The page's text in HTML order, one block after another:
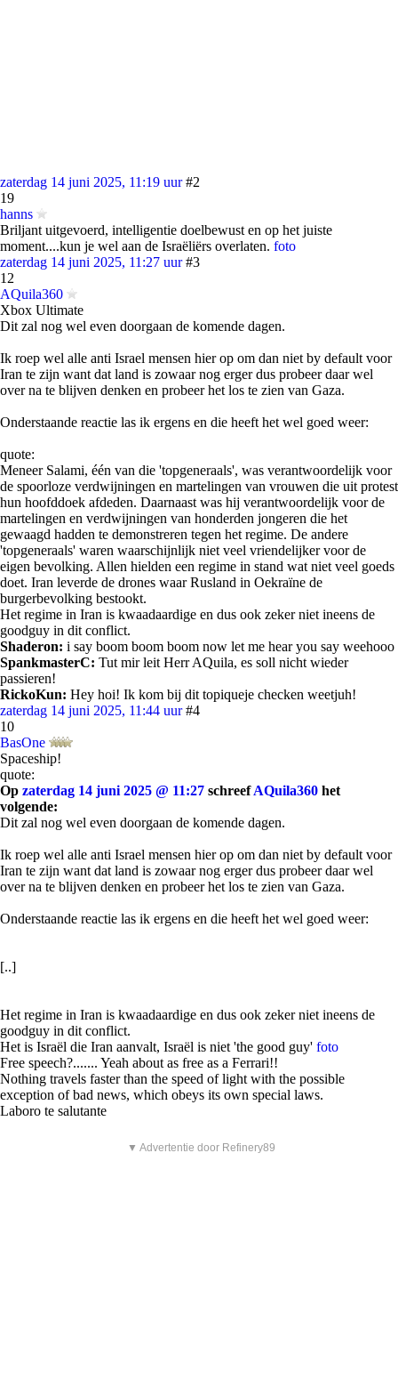
zaterdag 14 juni 2025, 11:19 uur #2
19
hanns
Briljant uitgevoerd, intelligentie doelbewust en op het juiste
moment....kun je wel aan de Israëliërs overlaten. foto
zaterdag 14 juni 2025, 11:27 uur #3
12
AQuila360
Xbox Ultimate
Dit zal nog wel even doorgaan de komende dagen.
Ik roep wel alle anti Israel mensen hier op om dan niet by default voor
Iran te zijn want dat land is zowaar nog erger dus probeer daar wel
over na te blijven denken en probeer het los te zien van Gaza.
Onderstaande reactie las ik ergens en die heeft het wel goed weer:
quote:
Meneer Salami, één van die 'topgeneraals', was verantwoordelijk voor
de spoorloze verdwijningen en martelingen van vrouwen die uit protest
hun hoofddoek afdeden. Daarnaast was hij verantwoordelijk voor de
martelingen en verdwijningen van honderden jongeren die het
gewaagd hadden te demonstreren tegen het regime. De andere
'topgeneraals' waren waarschijnlijk niet veel vriendelijker voor de
eigen bevolking. Allen hielden een regime in stand wat niet veel goeds
doet. Iran leverde de drones waar Rusland in Oekraïne de
burgerbevolking bestookt.
Het regime in Iran is kwaadaardige en dus ook zeker niet ineens de
goodguy in dit conflict.
Shaderon: i say boom boom boom now let me hear you say weehooo
SpankmasterC: Tut mir leit Herr AQuila, es soll nicht wieder
passieren!
RickoKun: Hey hoi! Ik kom bij dit topiqueje checken weetjuh!
zaterdag 14 juni 2025, 11:44 uur #4
10
BasOne
Spaceship!
quote:
Op zaterdag 14 juni 2025 @ 11:27 schreefAQuila360 het
volgende:
Dit zal nog wel even doorgaan de komende dagen.
Ik roep wel alle anti Israel mensen hier op om dan niet by default voor
Iran te zijn want dat land is zowaar nog erger dus probeer daar wel
over na te blijven denken en probeer het los te zien van Gaza.
Onderstaande reactie las ik ergens en die heeft het wel goed weer:
[..]
Het regime in Iran is kwaadaardige en dus ook zeker niet ineens de
goodguy in dit conflict.
Het is Israël die Iran aanvalt, Israël is niet 'the good guy' foto
Free speech?....... Yeah about as free as a Ferrari!!
Nothing travels faster than the speed of light with the possible
exception of bad news, which obeys its own special laws.
Laboro te salutante
▼ Advertentie door Refinery89